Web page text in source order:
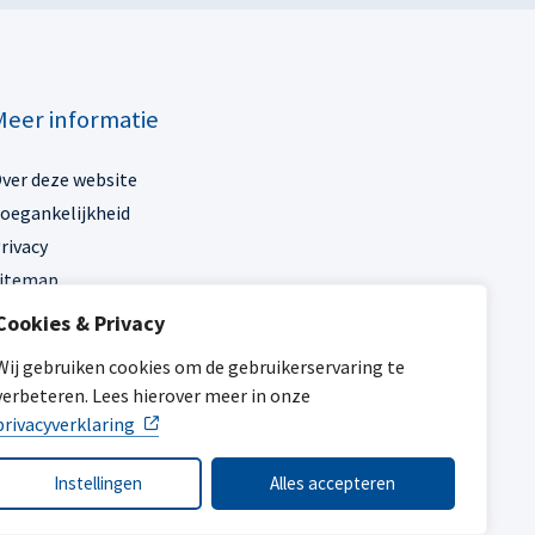
& Privacy
gebruiken cookies om de gebruikerservaring te
Lees hierover meer in onze
Instellingen Alles accepteren
informatie
deze website
gemeente